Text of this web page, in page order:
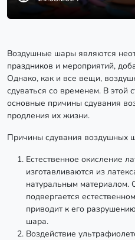
Воздушные шары являются
праздников и мероприятий,
Однако, как и все вещи,
сдуваться со временем. В этой
основные причины сдувания
продления их жизни.
Причины сдувания воздушных
Естественное окисление
изготавливаются из
натуральным материалом.
подвергается
приводит к его
шара.
Воздействие